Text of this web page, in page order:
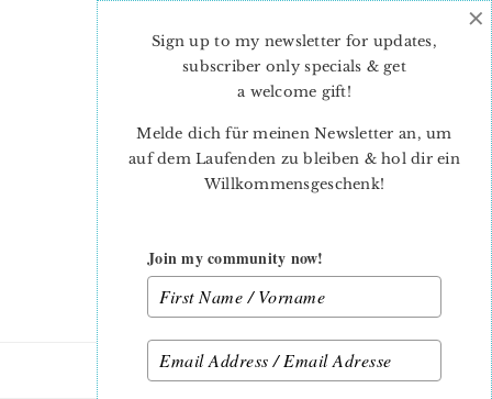
Sign up to my newsletter for updates,
subscriber only specials & get
a welcome gift!
Melde dich für meinen Newsletter an, um
auf dem Laufenden zu bleiben & hol dir ein
Willkommensgeschenk!
Join my community now!
×